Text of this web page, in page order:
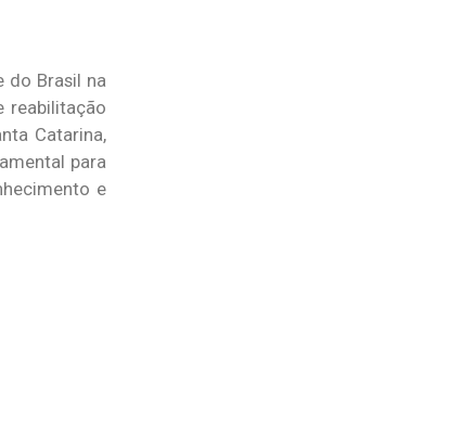
do Brasil na
reabilitação
Catarina,
para
e